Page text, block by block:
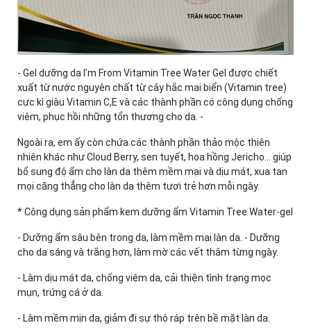
- Gel dưỡng da I’m From Vitamin Tree Water Gel được chiết
xuất từ nước nguyên chất từ cây hắc mai biển (Vitamin tree)
cực kì giàu Vitamin C,E và các thành phần có công dụng chống
viêm, phục hồi những tổn thương cho da. -
Ngoài ra, em ấy còn chứa các thành phần thảo mộc thiên
nhiên khác như Cloud Berry, sen tuyết, hoa hồng Jericho… giúp
bổ sung độ ẩm cho làn da thêm mềm mại và dịu mát, xua tan
mọi căng thẳng cho làn da thêm tươi trẻ hơn mỗi ngày.
* Công dụng sản phẩm kem dưỡng ẩm Vitamin Tree Water-gel
- Dưỡng ẩm sâu bên trong da, làm mềm mại làn da. - Dưỡng
cho da sáng và trắng hơn, làm mờ các vết thâm từng ngày.
- Làm dịu mát da, chống viêm da, cải thiện tình trạng mọc
mụn, trứng cá ở da.
- Làm mềm mịn da, giảm đi sự thô ráp trên bề mặt làn da.